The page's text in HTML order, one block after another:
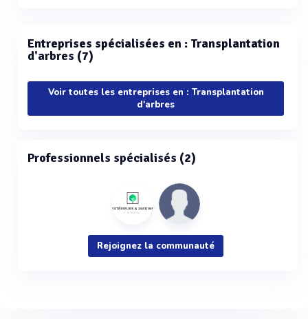
Entreprises spécialisées en : Transplantation
d'arbres (7)
Voir toutes les entreprises en : Transplantation
d'arbres
Professionnels spécialisés (2)
Rejoignez la communauté